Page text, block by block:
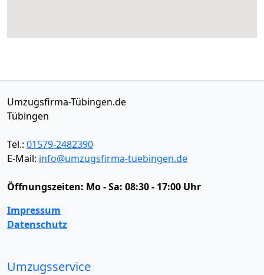
Umzugsfirma-Tübingen.de
Tübingen
Tel.: 01579-2482390
E-Mail: info@umzugsfirma-tuebingen.de
Öffnungszeiten: Mo - Sa: 08:30 - 17:00 Uhr
Impressum
Datenschutz
Umzugsservice